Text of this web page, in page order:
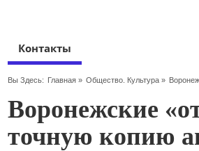
Контакты
Вы Здесь: Главная» Общество. Культура »
Воронежские
точную копию